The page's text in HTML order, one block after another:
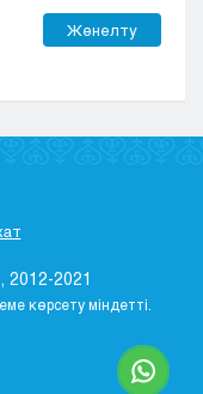
Жөнелту
2012-2021
көрсету міндетті.